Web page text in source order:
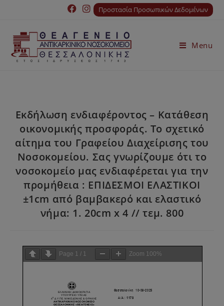
Προστασία Προσωπικών Δεδομένων
Menu
Εκδήλωση ενδιαφέροντος – Κατάθεση
οικονομικής προσφοράς. Το σχετικό
αίτημα του Γραφείου Διαχείρισης του
Νοσοκομείου. Σας γνωρίζουμε ότι το
νοσοκομείο μας ενδιαφέρεται για την
προμήθεια : ΕΠΙΔΕΣΜΟΙ ΕΛΑΣΤΙΚΟΙ
±1cm από βαμβακερό και ελαστικό
νήμα: 1. 20cm x 4 // τεμ. 800
Page 1 / 1 Zoom 100%